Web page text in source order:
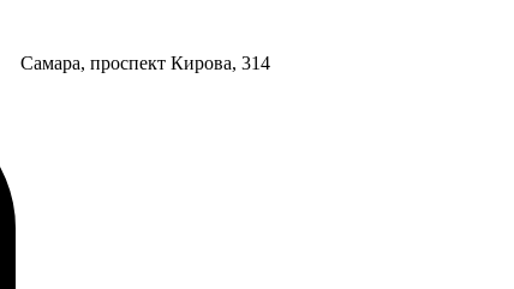
Самара, проспект Кирова, 314